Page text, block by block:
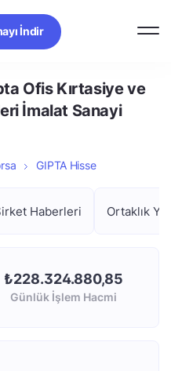
İndir
Ofis Kırtasiye ve
İmalat Sanayi
GIPTA Hisse
Haberleri Ortaklık
₺228.324.880,85
Günlük İşlem Hacmi